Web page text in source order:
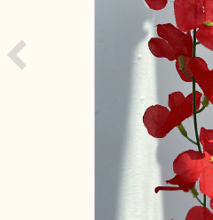
Previous